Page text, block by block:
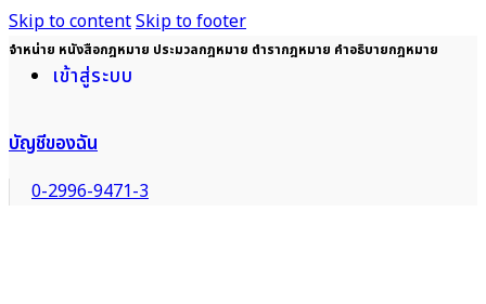
Skip to contentSkip to footer
จำหน่าย หนังสือกฎหมาย ประมวลกฎหมาย ตำรากฎหมาย คำอธิบายกฎหมาย
เข้าสู่ระบบ
บัญชีของฉัน
0-2996-9471-3